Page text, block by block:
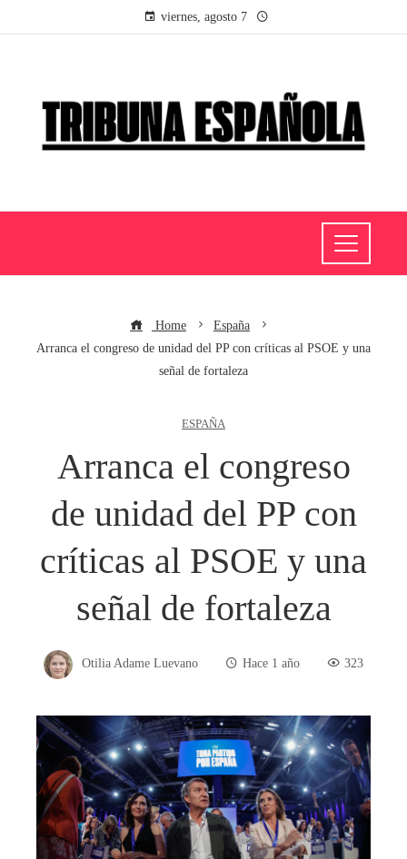
viernes, agosto 7
Home
España
Arranca el congreso de unidad del PP con críticas al PSOE y una
señal de fortaleza
ESPAÑA
Arranca el congreso
de unidad del PP con
críticas al PSOE y una
señal de fortaleza
Otilia Adame Luevano Hace 1 año 323